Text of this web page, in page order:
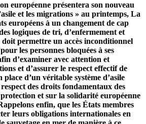
européenne présentera son nouveau
et les migrations » au printemps, La
européens à un changement de cap
logiques de tri, d’enfermement et
doit permettre un accès inconditionnel
les personnes bloquées à ses
d’examiner avec attention et
et d’assurer le respect effectif de
d’un véritable système d’asile
des droits fondamentaux des
et sur la solidarité européenne
enfin, que les États membres
leurs obligations internationales en